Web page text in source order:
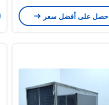
في وحدة واحدة
احصل على أفضل سعر